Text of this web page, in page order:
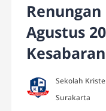
Agustus
Kesabaran
Sekolah
Surakarta